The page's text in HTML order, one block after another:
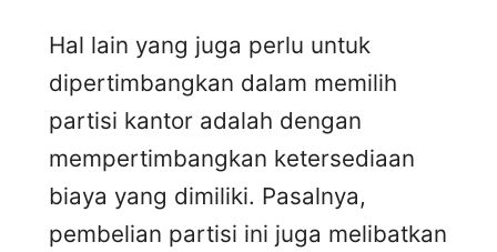
Hal lain yang juga perlu untuk
dipertimbangkan dalam memilih
partisi kantor adalah dengan
mempertimbangkan ketersediaan
biaya yang dimiliki. Pasalnya,
pembelian partisi ini juga melibatkan